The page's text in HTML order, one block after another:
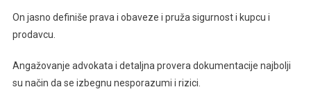
On jasno definiše prava i obaveze i pruža sigurnost i kupcu i
prodavcu.
Angažovanje advokata i detaljna provera dokumentacije najbolji
su način da se izbegnu nesporazumi i rizici.